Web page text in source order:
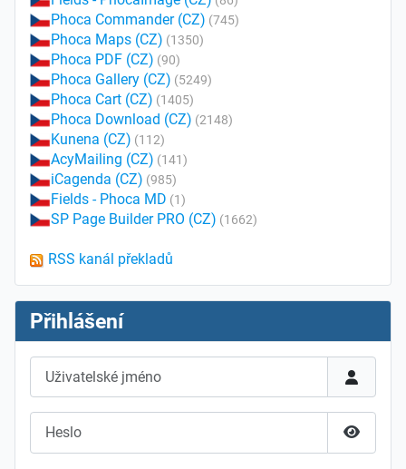
Phoca Commander (CZ) (745)
Phoca Maps (CZ) (1350)
Phoca PDF (CZ) (90)
Phoca Gallery (CZ) (5249)
Phoca Cart (CZ) (1405)
Phoca Download (CZ) (2148)
Kunena (CZ) (112)
AcyMailing (CZ) (141)
iCagenda (CZ) (985)
Fields - Phoca MD (1)
SP Page Builder PRO (CZ) (1662)
RSS kanál překladů
Přihlášení